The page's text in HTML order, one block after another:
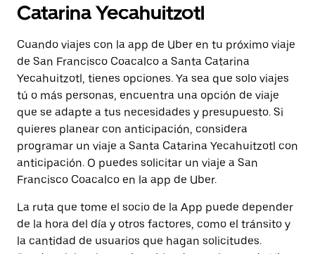
Catarina Yecahuitzotl
Cuando viajes con la app de Uber en tu próximo viaje
de San Francisco Coacalco a Santa Catarina
Yecahuitzotl, tienes opciones. Ya sea que solo viajes
tú o más personas, encuentra una opción de viaje
que se adapte a tus necesidades y presupuesto. Si
quieres planear con anticipación, considera
programar un viaje a Santa Catarina Yecahuitzotl con
anticipación. O puedes solicitar un viaje a San
Francisco Coacalco en la app de Uber.
La ruta que tome el socio de la App puede depender
de la hora del día y otros factores, como el tránsito y
la cantidad de usuarios que hagan solicitudes.